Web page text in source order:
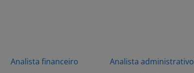
Analista financeiro
Analista administrativo